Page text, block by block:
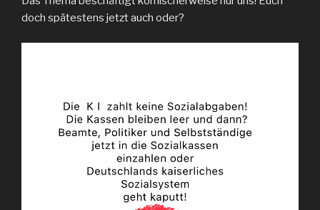
doch spätestens jetzt auch oder?